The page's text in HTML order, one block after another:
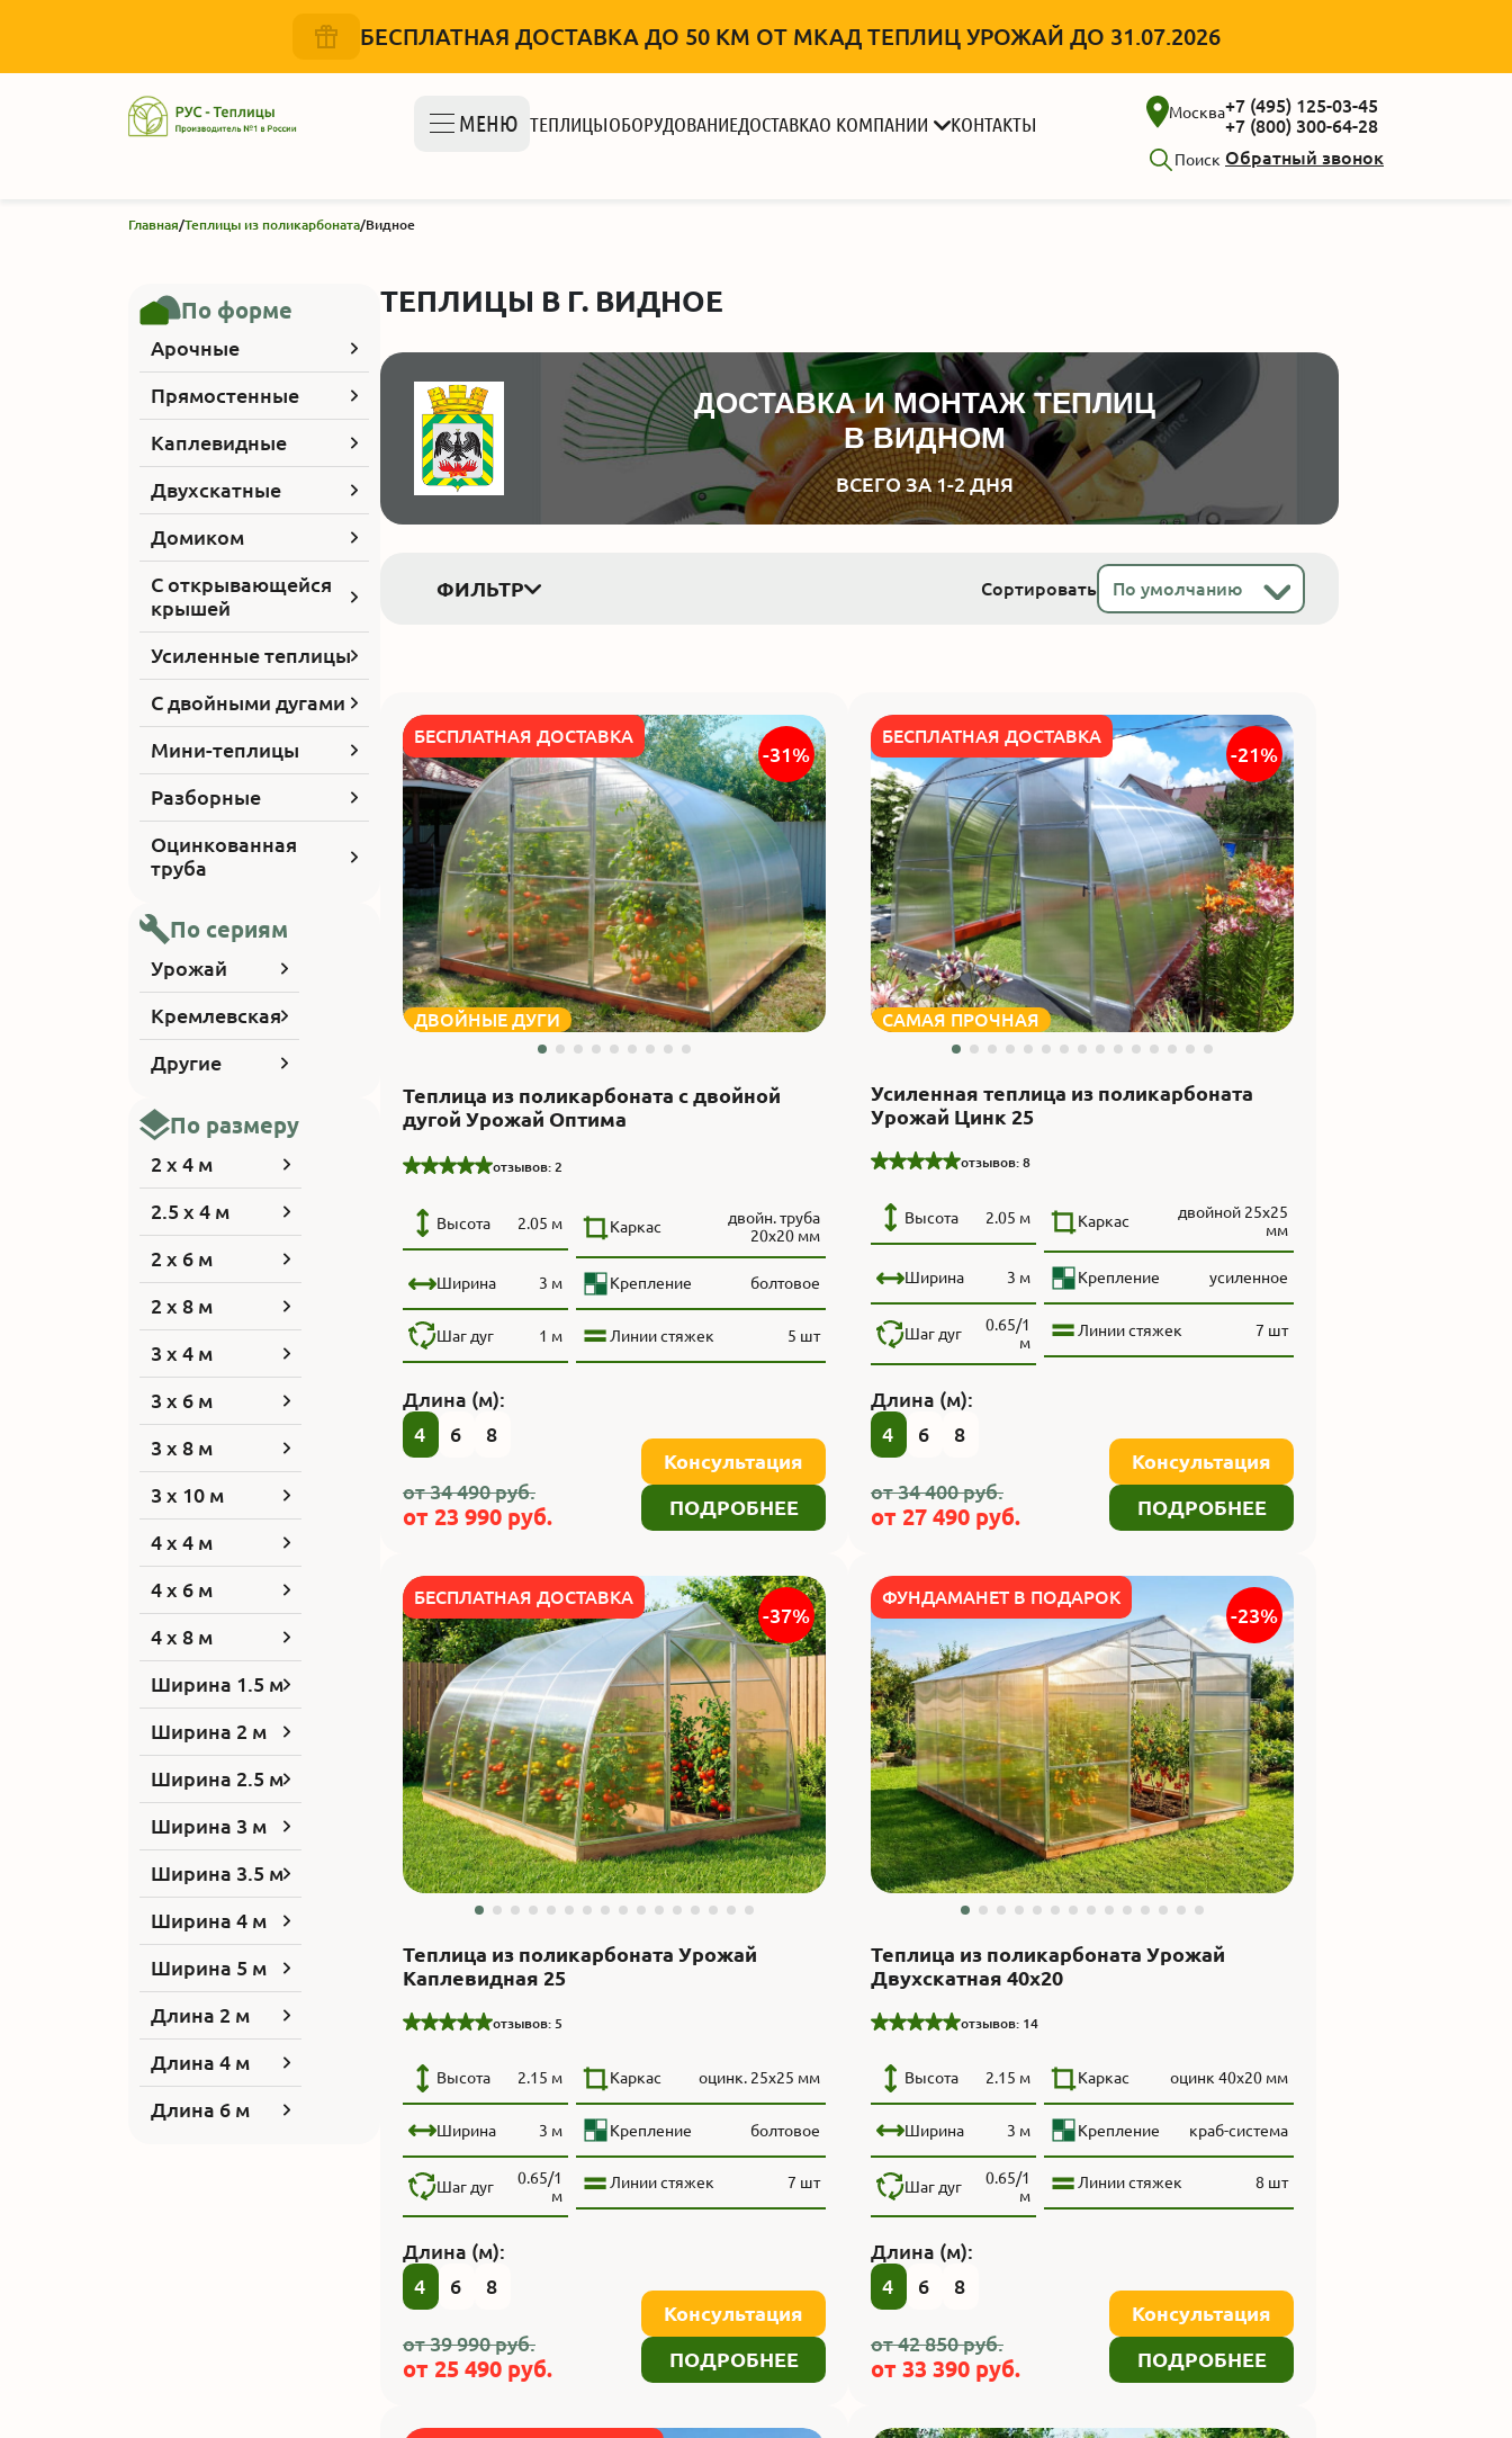
БЕСПЛАТНАЯ ДОСТАВКА ДО 50 КМ ОТ МКАД ТЕПЛИЦ УРОЖАЙ ДО 31.07.2026
МЕНЮ ТЕПЛИЦЫОБОРУДОВАНИЕДОСТАВКАО КОМПАНИИ КОНТАКТЫ Москва
Поиск
+7 (495) 125-03-45
+7 (800) 300-64-28
Обратный звонок
Главная/Теплицы из поликарбоната/Видное
По форме
Арочные
Прямостенные
Каплевидные
Двухскатные
Домиком
С открывающейся
крышей
Усиленные теплицы
С двойными дугами
Мини-теплицы
Разборные
Оцинкованная
труба
По сериям
Урожай
Кремлевская
Другие
По размеру
2 x 4 м
2.5 x 4 м
2 x 6 м
2 x 8 м
3 x 4 м
3 x 6 м
3 x 8 м
3 x 10 м
4 x 4 м
4 x 6 м
4 x 8 м
Ширина 1.5 м
Ширина 2 м
Ширина 2.5 м
Ширина 3 м
Ширина 3.5 м
Ширина 4 м
Ширина 5 м
Длина 2 м
Длина 4 м
Длина 6 м
ТЕПЛИЦЫ В Г. ВИДНОЕ
ДОСТАВКА И МОНТАЖ ТЕПЛИЦ
В ВИДНОМ
ВСЕГО ЗА 1-2 ДНЯ
ФИЛЬТР Сортировать По умолчанию
БЕСПЛАТНАЯ ДОСТАВКА
ДВОЙНЫЕ ДУГИ
-31%
Теплица из поликарбоната с двойной
дугой Урожай Оптима
отзывов: 2
Высота 2.05 м Каркас
двойн. труба
20x20 мм
Ширина 3 м Крепление болтовое
Шаг дуг 1 м Линии стяжек 5 шт
Длина (м):
4
6 8
от34 490руб.
от 23 990 руб.
Консультация
ПОДРОБНЕЕ
БЕСПЛАТНАЯ ДОСТАВКА
САМАЯ ПРОЧНАЯ
-21%
Усиленная теплица из поликарбоната
Урожай Цинк 25
отзывов: 8
Высота 2.05 м Каркас
двойной 25х25
мм
Ширина 3 м Крепление усиленное
Шаг дуг
0.65/1
м
Линии стяжек 7 шт
Длина (м):
4
6 8
от34 400руб.
от 27 490 руб.
Консультация
ПОДРОБНЕЕ
БЕСПЛАТНАЯ ДОСТАВКА
-37%
Теплица из поликарбоната Урожай
Каплевидная 25
отзывов: 5
Высота 2.15 м Каркас оцинк. 25х25 мм
Ширина 3 м Крепление болтовое
Шаг дуг
0.65/1
м
Линии стяжек 7 шт
Длина (м):
4
6 8
от39 990руб.
от 25 490 руб.
Консультация
ПОДРОБНЕЕ
ФУНДАМАНЕТ В ПОДАРОК
-23%
Теплица из поликарбоната Урожай
Двухскатная 40x20
отзывов: 14
Высота 2.15 м Каркас оцинк 40x20 мм
Ширина 3 м Крепление краб-система
Шаг дуг
0.65/1
м
Линии стяжек 8 шт
Длина (м):
4
6 8
от42 850руб.
от 33 390 руб.
Консультация
ПОДРОБНЕЕ